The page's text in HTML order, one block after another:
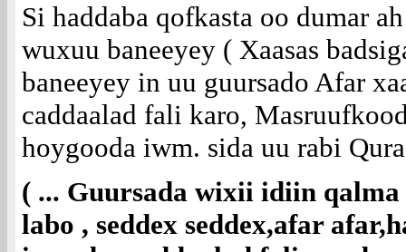
Si haddaba qofkasta oo dumar
wuxuu baneeyey ( Xaasas
baneeyey in uu guursado Afar
caddaalad fali karo,
hoygooda iwm. sida uu rabi
( ... Guursada wixii idiin qalma
labo , seddex seddex,afar